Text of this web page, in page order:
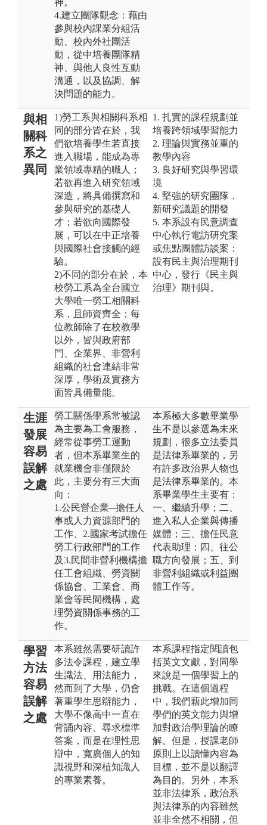
4.建立團隊觀念：藉由
參與校內課業分組活
動、校內外社團活
動，從中培養團隊精
神、與他人良性互動
溝通，以及協調、解
決問題的能力。
與相
關科
系之
異同
1)勞工系與相關科系相
同的部分皆在於，我
們欲培養學生若直接
進入職場，能成為專
業領域專精的職人；
若欲再進入研究領域
深造，將具備撰寫和
參與研究的基礎人
才；若欲向國際發
展，可以在中正培養
與國際社會接觸的經
驗。
2)不同的部分在於，本
校勞工系為全台國立
大學唯一勞工相關科
系，且師資齊全；每
位教師除了在校教學
以外，皆與政府部
門、企業界、非營利
組織的社會連結非常
深厚，學術及實務方
面皆具備量能。
1. 扎實的課程規劃並
培養跨領域學習能力
2. 理論與實務並重的
教學內容
3. 良好研究與學習環
境
4. 堅強的研究團隊，
新研究議題的開發
5. 本系設有民意調查
中心執行電訪研究案
或焦點團體訪談案：
設有民主與治理期刊
中心，發行《民主與
治理》期刊與。
生涯
發展
容易
誤解
之處
勞工關係學系常被認
為主要為工會服務，
經常從事勞工運動
者，但本系畢業生的
就業機會非僅限於
此，主要分有三大面
向：
1.公民營企業─擔任人
事或人力資源部門的
工作、2.國家考試擔任
勞工行政部門的工作
及3.民間非營利機構擔
任工會組織、勞資關
係協會、工業會、商
業會等民間機構，處
理勞資關係事務的工
作。
本系極大多數畢業學
生不是以參選為未來
規劃，很多立法委員
是法律系畢業的，另
有許多政治界人物也
是法律系畢業的。本
系畢業學生主要有：
一、繼續升學；二、
進入私人企業與傳播
媒體；三、擔任民意
代表助理；四、往公
職方向發展；五、到
非營利組織或利益團
體工作等。
學習
方法
容易
誤解
之處
本系雖然需要研讀許
多法令課程，建立學
生識法、用法能力，
然而到了大學，仍會
著重學生思辯能力，
大學不像高中一直在
背誦內容、尋求標準
答案，而是在理性思
辯中，寬廣個人的知
識視野和深植知識人
的專業素養。
本系課程指定閱讀包
括英文文獻，對同學
來說是一個學習上的
挑戰。在這個過程
中，我們藉此增加同
學們的英文能力與增
加對政治學理論的瞭
解。但是，授課老師
原則上以讀懂內容為
目標，並不是以翻譯
為目的。另外，本系
並非法律系，政治系
與法律系的內容雖然
並非全然不相關，但